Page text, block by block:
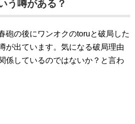
う噂がある？
砲の後にワンオクのtoruと破局した
が出ています。気になる破局理由
係しているのではないか？と言わ